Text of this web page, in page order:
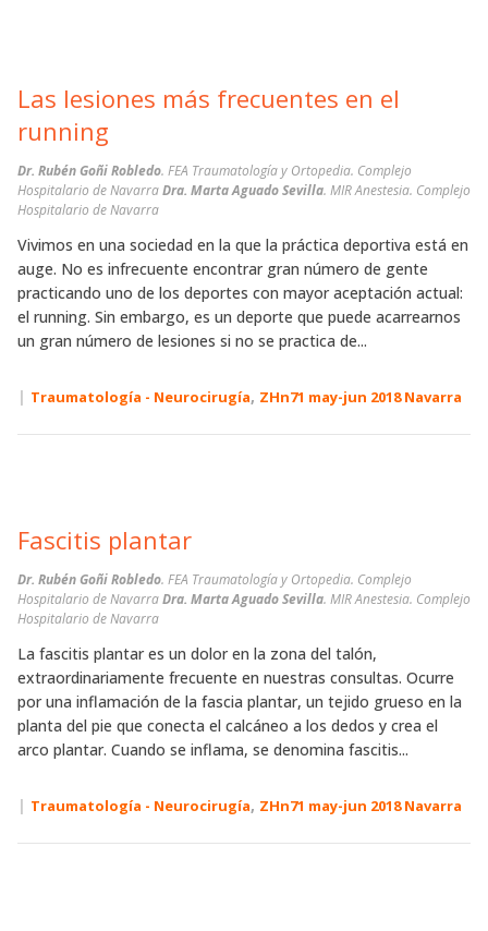
Las lesiones más frecuentes en el
running
Dr. Rubén Goñi Robledo. FEA Traumatología y Ortopedia. Complejo
Hospitalario de NavarraDra. Marta Aguado Sevilla. MIR Anestesia. Complejo
Hospitalario de Navarra
Vivimos en una sociedad en la que la práctica deportiva está en
auge. No es infrecuente encontrar gran número de gente
practicando uno de los deportes con mayor aceptación actual:
el running. Sin embargo, es un deporte que puede acarrearnos
un gran número de lesiones si no se practica de...
| Traumatología - Neurocirugía, ZHn71 may-jun 2018 Navarra
Fascitis plantar
Dr. Rubén Goñi Robledo. FEA Traumatología y Ortopedia. Complejo
Hospitalario de NavarraDra. Marta Aguado Sevilla. MIR Anestesia. Complejo
Hospitalario de Navarra
La fascitis plantar es un dolor en la zona del talón,
extraordinariamente frecuente en nuestras consultas. Ocurre
por una inflamación de la fascia plantar, un tejido grueso en la
planta del pie que conecta el calcáneo a los dedos y crea el
arco plantar. Cuando se inflama, se denomina fascitis...
| Traumatología - Neurocirugía, ZHn71 may-jun 2018 Navarra